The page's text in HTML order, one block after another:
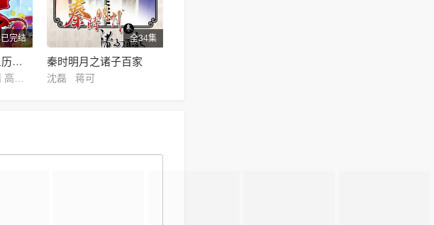
已完结
开心宝贝之古灵星历险记
全34集
秦时明月之诸子百家
沈磊 蒋可